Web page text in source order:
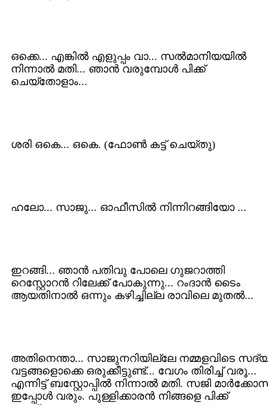
ഒക്കെ... എങ്കില്‍ എളുപ്പം വാ... സല്‍മാനിയയില്‍
നിന്നാല്‍ മതി... ഞാന്‍ വരുമ്പോള്‍ പിക്ക്
ചെയ്തോളാം...
ശരി ഒകെ... ഒകെ. (ഫോണ്‍ കട്ട് ചെയ്തു)
ഹലോ... സാജു... ഓഫീസില്‍ നിന്നിറങ്ങിയോ ...
ഇറങ്ങി... ഞാന്‍ പതിവു പോലെ ഗുജറാത്തി
റെസ്റ്റോറന്‍ റിലേക്ക് പോകുന്നു... റംദാന്‍ ടൈം
ആയതിനാല്‍ ഒന്നും കഴിച്ചില്ല രാവിലെ മുതല്‍...
അതിനെന്താ... സാജുനറിയില്ലേ നമ്മളവിടെ
വട്ടങ്ങളൊക്കെ ഒരുക്കീട്ടുണ്ട്... വേഗം തിരിച്ച് വരൂ...
എന്നിട്ട് ബസ്റ്റോപ്പില്‍ നിന്നാല്‍ മതി. സജി
ഇപ്പോള്‍ വരും. പുള്ളിക്കാരന്‍ നിങ്ങളെ പിക്ക്